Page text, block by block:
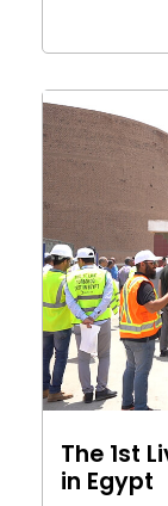
The 1st
in Egypt